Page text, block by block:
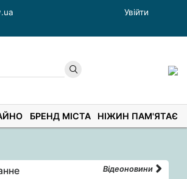
Увійти
БРЕНД МІСТА НІЖИН ПАМ'ЯТАЄ
Відеоновини